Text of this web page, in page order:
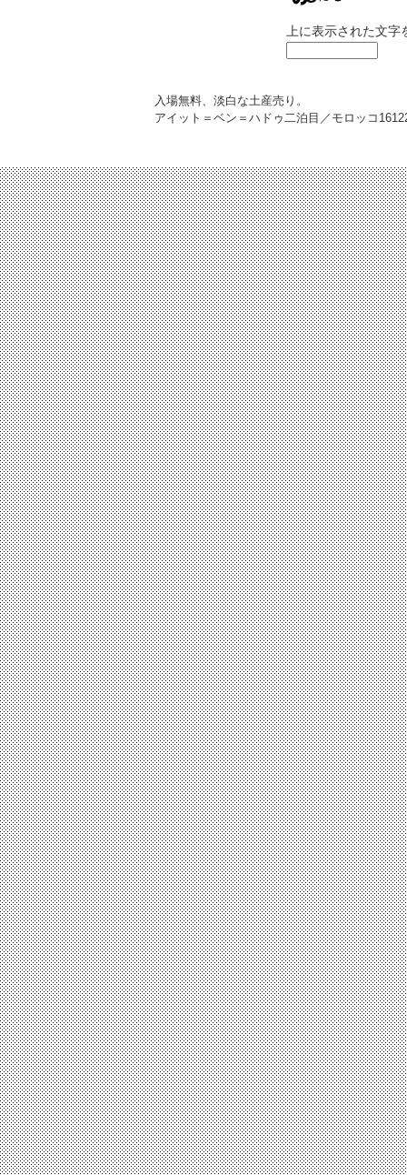
上に表示された文
入場無料、淡白な土産売り。
アイット＝ベン＝ハドゥ二泊目／モロッコ